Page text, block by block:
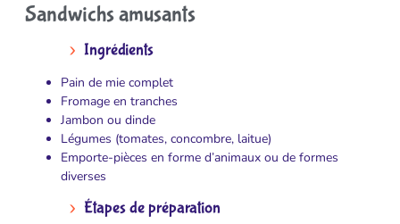
Sandwichs amusants
Ingrédients
Pain de mie complet
Fromage en tranches
Jambon ou dinde
Légumes (tomates, concombre, laitue)
Emporte-pièces en forme d’animaux ou de formes
diverses
Étapes de préparation